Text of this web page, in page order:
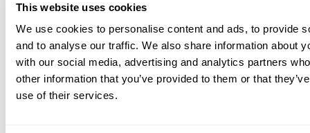
This website uses cookies
We use cookies to personalise content and ads, to provide
and to analyse our traffic. We also share information about
with our social media, advertising and analytics partners
other information that you’ve provided to them or that
use of their services.
Dongfeng en Voyah
Actuele voorraad cars direct beschikbaar
Specialist in elektrische en hybride voertuigen
Mogelijkheid tot private lease, financiering of
inruil